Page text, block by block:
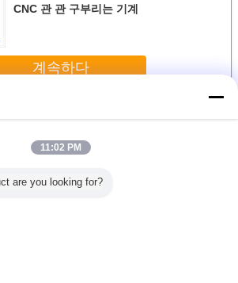
CNC 관 관 구부리는 기계
계속하다
11:02 PM
are you looking for?